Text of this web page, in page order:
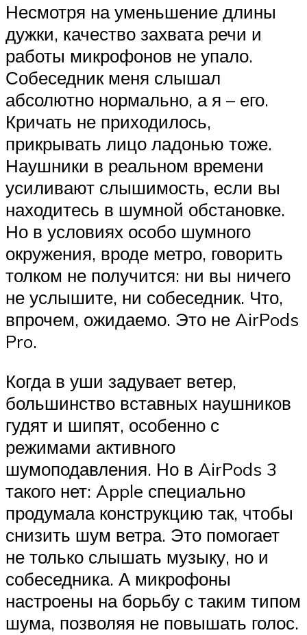
Несмотря на уменьшение длины
дужки, качество захвата речи и
работы микрофонов не упало.
Собеседник меня слышал
абсолютно нормально, а я – его.
Кричать не приходилось,
прикрывать лицо ладонью тоже.
Наушники в реальном времени
усиливают слышимость, если вы
находитесь в шумной обстановке.
Но в условиях особо шумного
окружения, вроде метро, говорить
толком не получится: ни вы ничего
не услышите, ни собеседник. Что,
впрочем, ожидаемо. Это не AirPods
Pro.
Когда в уши задувает ветер,
большинство вставных наушников
гудят и шипят, особенно с
режимами активного
шумоподавления. Но в AirPods 3
такого нет: Apple специально
продумала конструкцию так, чтобы
снизить шум ветра. Это помогает
не только слышать музыку, но и
собеседника. А микрофоны
настроены на борьбу с таким типом
шума, позволяя не повышать голос.